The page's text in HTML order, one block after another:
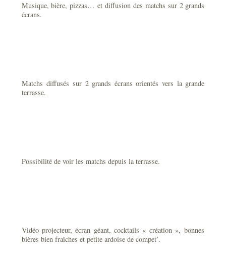
Musique, bière, pizzas… et diffusion des matchs sur 2 grands
écrans.
Matchs diffusés sur 2 grands écrans orientés vers la grande
terrasse.
Possibilité de voir les matchs depuis la terrasse.
Vidéo projecteur, écran géant, cocktails « création », bonnes
bières bien fraîches et petite ardoise de compet’.